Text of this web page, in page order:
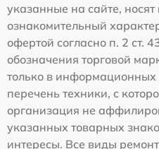
указанные на сайте,
ознакомительный
офертой согласно п. 2 ст.
обозначения торговой
только в информационных
перечень техники, с
организация не
указанных товарных
интересы. Все виды